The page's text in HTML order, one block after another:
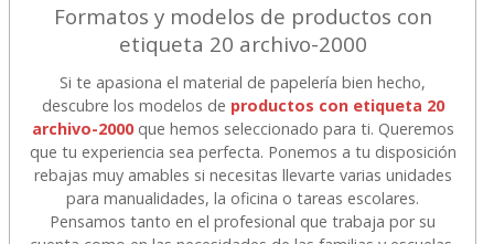
Formatos y modelos de productos con
etiqueta 20 archivo-2000
Si te apasiona el material de papelería bien hecho,
descubre los modelos de productos con etiqueta 20
archivo-2000que hemos seleccionado para ti. Queremos
que tu experiencia sea perfecta. Ponemos a tu disposición
rebajas muy amables si necesitas llevarte varias unidades
para manualidades, la oficina o tareas escolares.
Pensamos tanto en el profesional que trabaja por su